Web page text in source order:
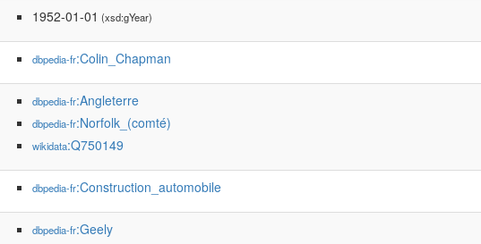
1952-01-01 (xsd:gYear)
dbpedia-fr:Colin_Chapman
dbpedia-fr:Angleterre
dbpedia-fr:Norfolk_(comté)
wikidata:Q750149
dbpedia-fr:Construction_automobile
dbpedia-fr:Geely